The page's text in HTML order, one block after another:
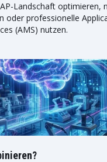
Landschaft optimieren,
oder professionelle
(AMS) nutzen.